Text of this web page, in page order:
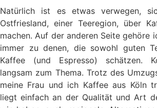
Natürlich ist es etwas verwegen,
Ostfriesland, einer Teeregion, über
machen. Auf der anderen Seite gehöre
immer zu denen, die sowohl guten
Kaffee (und Espresso) schätzen.
langsam zum Thema. Trotz des
meine Frau und ich Kaffee aus Köln
liegt einfach an der Qualität und Art